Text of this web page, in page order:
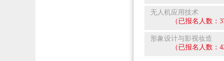
无人机应用技术
（已报名人数：
形象设计与影视妆造
（已报名人数：